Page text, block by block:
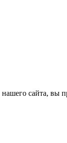
сайта, вы